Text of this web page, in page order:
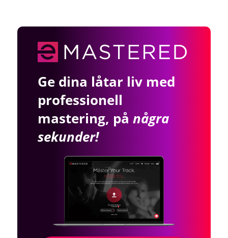
Ge dina låtar liv med
professionell
mastering, på några
sekunder!